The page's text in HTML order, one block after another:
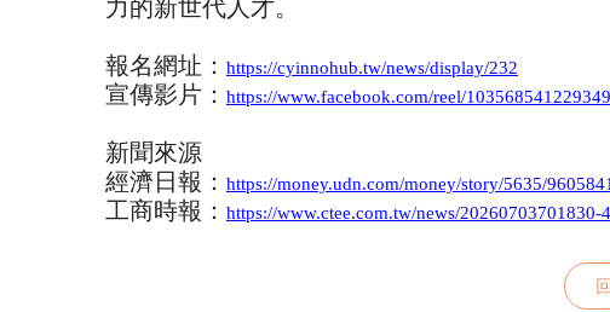
力的新世代人才。
報名網址： https://cyinnohub.tw/news/display/232
宣傳影片： https://www.facebook.com/reel/
新聞來源
經濟日報： https://money.udn.com/money/story/5635/
工商時報： https://www.ctee.com.tw/news/20260703701830-